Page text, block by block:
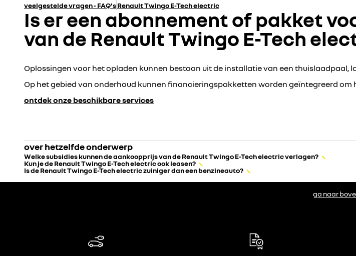
veelgestelde vragen - FAQ'sRenault Twingo E-Tech electric
Is er een abonnement of pakket
van de Renault Twingo E-Tech
Oplossingen voor het opladen kunnen bestaan uit de installatie van een thuislaadpaal,
Op het gebied van onderhoud kunnen financieringspakketten worden geïntegreerd om
ontdek onze beschikbare services
over hetzelfde onderwerp
Welke subsidies kunnen de aankoopprijs van de Renault Twingo E-Tech electric verlagen?
Kun je de Renault Twingo E-Tech electric ook leasen?
Is de Renault Twingo E-Tech electric zuiniger dan een benzineauto?
ga naar